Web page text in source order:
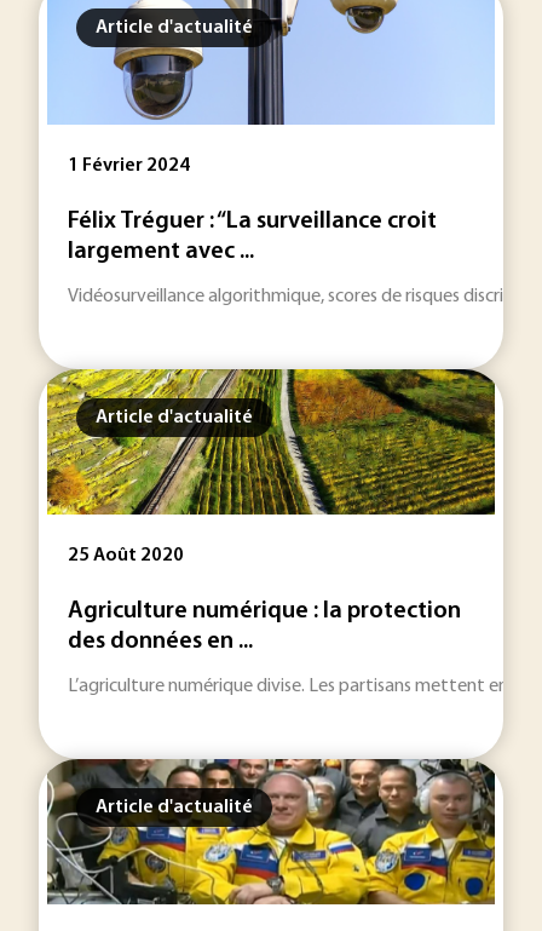
Article d'actualité
1 Février 2024
Félix Tréguer : “La surveillance croit
largement avec ...
Vidéosurveillance algorithmique, scores de risques
Article d'actualité
25 Août 2020
Agriculture numérique : la protection
des données en ...
L’agriculture numérique divise. Les partisans mettent en
Article d'actualité